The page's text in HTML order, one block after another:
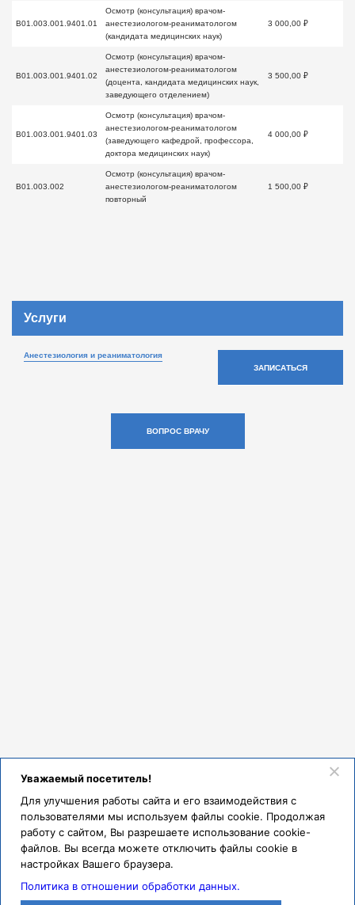
B01.003.001.9401.01
Осмотр (консультация) врачом-
анестезиологом-реаниматологом
(кандидата медицинских наук)
3 000,00 ₽
B01.003.001.9401.02
Осмотр (консультация) врачом-
анестезиологом-реаниматологом
(доцента, кандидата медицинских наук,
заведующего отделением)
3 500,00 ₽
B01.003.001.9401.03
Осмотр (консультация) врачом-
анестезиологом-реаниматологом
(заведующего кафедрой, профессора,
доктора медицинских наук)
4 000,00 ₽
B01.003.002
Осмотр (консультация) врачом-
анестезиологом-реаниматологом
повторный
1 500,00 ₽
Услуги
Анестезиология и реаниматология
ЗАПИСАТЬСЯ
ВОПРОС ВРАЧУ
Уважаемый посетитель!
Для улучшения работы сайта и его взаимодействия с
пользователями мы используем файлы cookie. Продолжая
работу с сайтом, Вы разрешаете использование cookie-
файлов. Вы всегда можете отключить файлы cookie в
настройках Вашего браузера.
Политика в отношении обработки данных.